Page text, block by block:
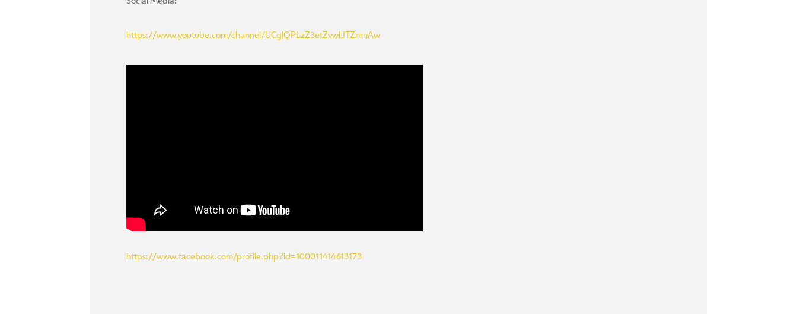
https://www.youtube.com/channel/UCglQPLzZ3etZvwlJTZnrnAw
https://www.facebook.com/profile.php?id=100011414613173